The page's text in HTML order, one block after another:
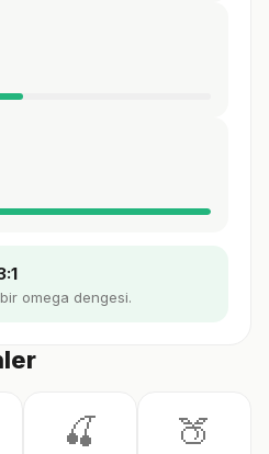
omega dengesi.
🍒 🍑